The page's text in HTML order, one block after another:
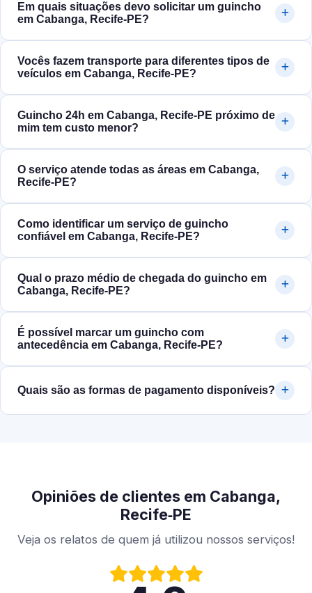
Em quais situações devo solicitar um guincho
em Cabanga, Recife‑PE?
Vocês fazem transporte para diferentes tipos de
veículos em Cabanga, Recife‑PE?
Guincho 24h em Cabanga, Recife‑PE próximo de
mim tem custo menor?
O serviço atende todas as áreas em Cabanga,
Recife‑PE?
Como identificar um serviço de guincho
confiável em Cabanga, Recife‑PE?
Qual o prazo médio de chegada do guincho em
Cabanga, Recife‑PE?
É possível marcar um guincho com
antecedência em Cabanga, Recife‑PE?
Quais são as formas de pagamento disponíveis?
Opiniões de clientes em Cabanga,
Recife‑PE
Veja os relatos de quem já utilizou nossos serviços!